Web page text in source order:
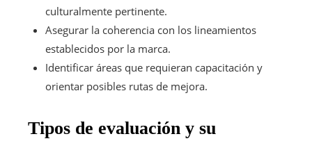
culturalmente pertinente.
Asegurar la coherencia con los lineamientos
establecidos por la marca.
Identificar áreas que requieran capacitación y
orientar posibles rutas de mejora.
Tipos de evaluación y su